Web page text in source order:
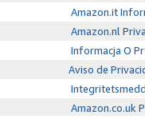
Amazon.it
Amazon.nl
Informacja O
Aviso de
Amazon.co.uk